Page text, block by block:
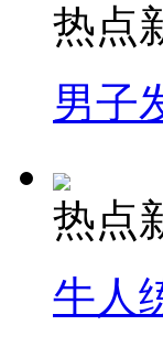
热点
男子
热点
牛人